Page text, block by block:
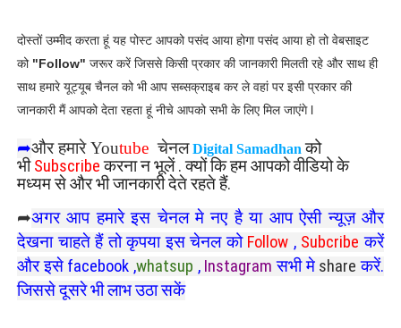
दोस्तों उम्मीद करता हूं यह पोस्ट आपको पसंद आया होगा पसंद आया हो तो वेबसाइट
को "Follow" जरूर करें जिससे किसी प्रकार की जानकारी मिलती रहे और साथ ही
साथ हमारे यूट्यूब चैनल को भी आप सब्सक्राइब कर ले वहां पर इसी प्रकार की
जानकारी मैं आपको देता रहता हूं नीचे आपको सभी के लिए मिल जाएंगे l
➦और हमारेYoutube चेनल Digital Samadhan को
भीSubscribeकरना न भूलें . क्यों कि हम आपको वीडियो के
मध्यम से और भी जानकारी देते रहते हैं.
➦अगर आप हमारे इस चेनल मे नए है या आप ऐसी न्यूज़ और
देखना चाहते हैं तो कृपया इस चेनल को Follow , Subcribe करें
और इसे facebook ,whatsup , Instagram सभी मे share करें.
जिससे दूसरे भी लाभ उठा सकें